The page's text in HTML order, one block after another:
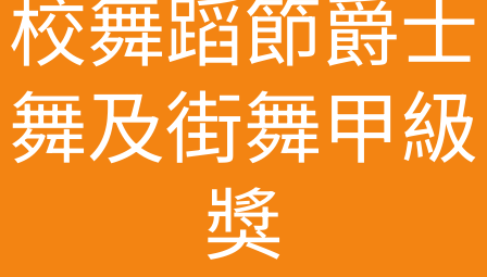
校舞蹈節爵士
舞及街舞甲級
獎